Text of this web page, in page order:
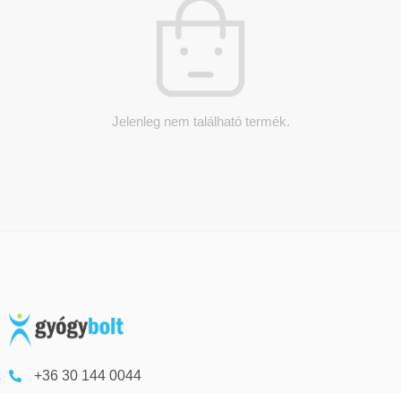
Jelenleg nem található termék.
+36 30 144 0044